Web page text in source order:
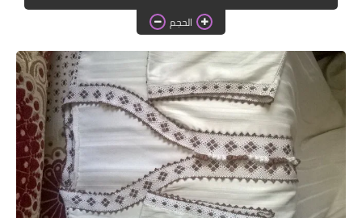
دروس الراندة للمبتدئات
اللباس التقليدي
الحجم